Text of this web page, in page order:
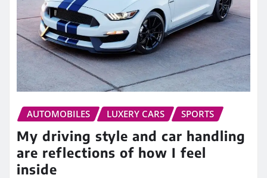
AUTOMOBILES LUXERY CARS SPORTS
My driving style and car handling
are reflections of how I feel
inside